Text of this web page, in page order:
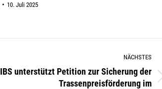
10. Juli 2025
NÄCHSTES
IBS unterstützt Petition zur Sicherung der
Trassenpreisförderung im